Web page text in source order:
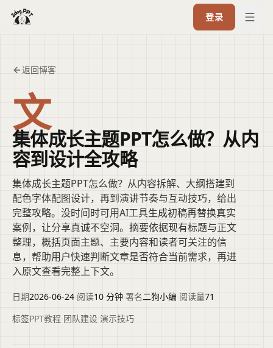
登录
返回博客
文
集体成长主题PPT怎么做？从内
容到设计全攻略
集体成长主题PPT怎么做？从内容拆解、大纲搭建到
配色字体配图设计，再到演讲节奏与互动技巧，给出
完整攻略。没时间时可用AI工具生成初稿再替换真实
案例，让分享真诚不空洞。摘要依据现有标题与正文
整理，概括页面主题、主要内容和读者可关注的信
息，帮助用户快速判断文章是否符合当前需求，再进
入原文查看完整上下文。
日期2026-06-24 阅读10 分钟 署名二狗小编 阅读量71
标签PPT教程 团队建设 演示技巧